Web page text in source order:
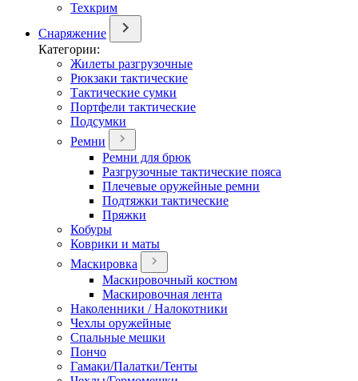
Техкрим
Снаряжение
Категории:
Жилеты разгрузочные
Рюкзаки тактические
Тактические сумки
Портфели тактические
Подсумки
Ремни
Ремни для брюк
Разгрузочные тактические пояса
Плечевые оружейные ремни
Подтяжки тактические
Пряжки
Кобуры
Коврики и маты
Маскировка
Маскировочный костюм
Маскировочная лента
Наколенники / Налокотники
Чехлы оружейные
Спальные мешки
Пончо
Гамаки/Палатки/Тенты